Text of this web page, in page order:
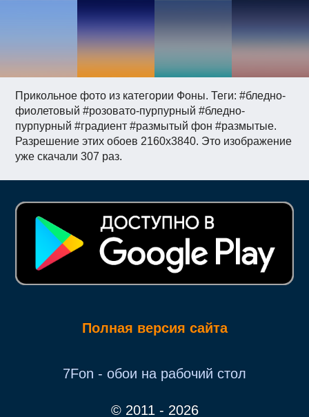
Прикольное фото из категории Фоны. Теги: #бледно-
фиолетовый #розовато-пурпурный #бледно-
пурпурный #градиент #размытый фон #размытые.
Разрешение этих обоев 2160x3840. Это изображение
уже скачали 307 раз.
Полная версия сайта
7Fon - обои на рабочий стол
© 2011 - 2026